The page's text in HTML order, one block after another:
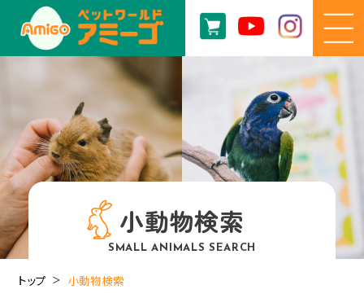
小動物検索
SMALL ANIMALS SEARCH
トップ 小動物検索